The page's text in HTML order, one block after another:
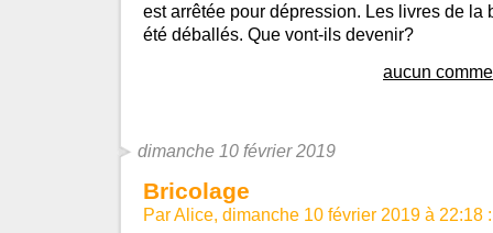
est arrêtée pour dépression. Les livres de la
été déballés. Que vont-ils devenir?
aucun
dimanche 10 février 2019
Bricolage
Par Alice, dimanche 10 février 2019 à 22:18